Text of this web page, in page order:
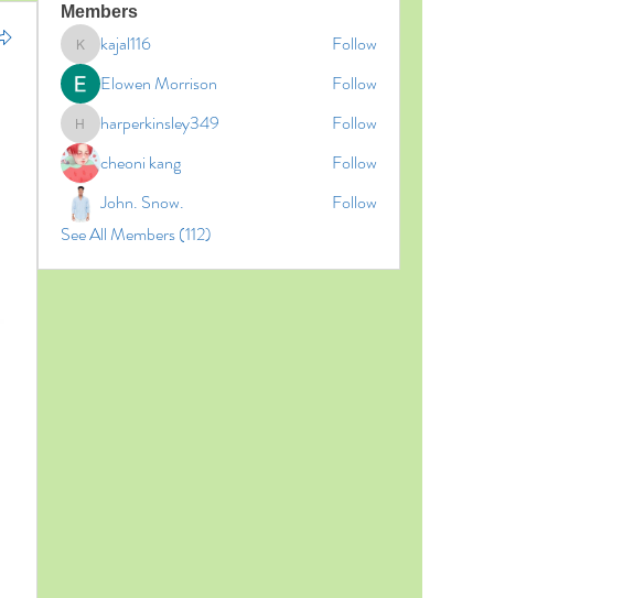
Members
kajal116
kajal116
Follow
Elowen Morrison
Follow
harperkinsley349
harperkinsley349
Follow
cheoni kang
Follow
John. Snow.
Follow
See All Members (112)